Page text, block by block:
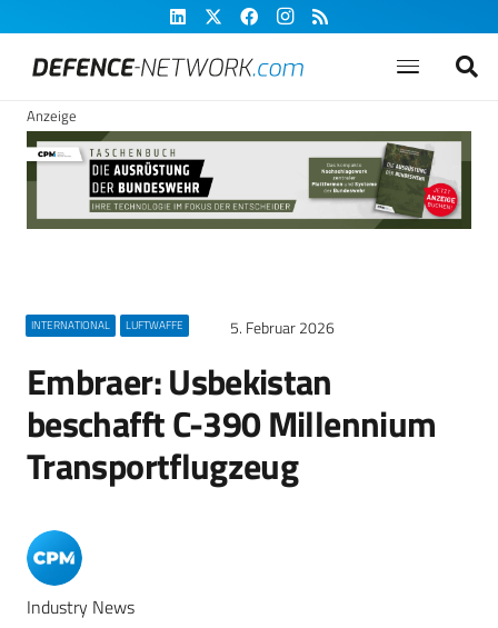
Anzeige
INTERNATIONAL LUFTWAFFE 5. Februar 2026
Embraer: Usbekistan
beschafft C-390 Millennium
Transportflugzeug
Industry News